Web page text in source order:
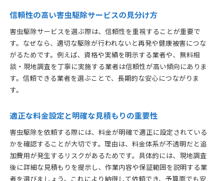
信頼性の高い害虫駆除サービスの見分け方
害虫駆除サービスを選ぶ際は、信頼性を重視することが重要で
す。なぜなら、適切な駆除が行われないと再発や健康被害につな
がるためです。例えば、資格や実績を明示する業者や、無料相
談・現地調査を丁寧に実施する業者は信頼性が高い傾向にありま
す。信頼できる業者を選ぶことで、長期的な安心につながりま
す。
適正な料金設定と明確な見積もりの重要性
害虫駆除を依頼する際には、料金が明確で適正に設定されている
かを確認することが大切です。理由は、料金体系が不透明だと追
加費用が発生するリスクがあるためです。具体的には、現地調査
後に詳細な見積もりを提示し、作業内容や保証範囲を説明する業
者を選びましょう。これにより納得して依頼でき、予算面でも安